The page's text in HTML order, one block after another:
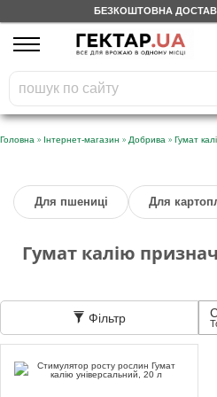
БЕЗКОШТОВНА
На вашому
бонусному рахунку
Безкоштовно по Україні
Категорії
Щоденник
Доставка
Відгуки
Головна » Інтернет-магазин » Добрива » Гумат
Для пшениці Для
Гумат калію
Фільтр